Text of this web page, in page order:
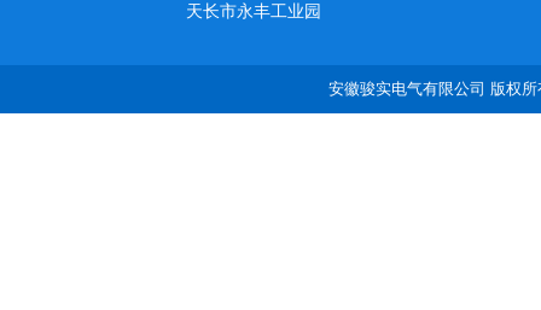
天长市永丰工业园
安徽骏实电气有限公司 版权